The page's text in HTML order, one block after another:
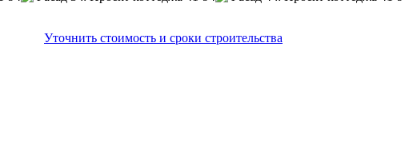
Уточнить стоимость и сроки строительства